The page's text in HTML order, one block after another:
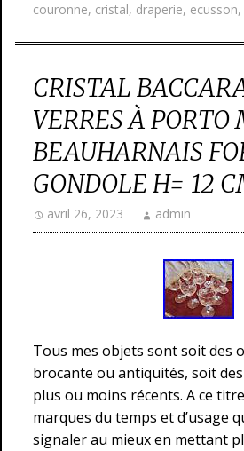
couronne, cristal, draperie, ecusson,
CRISTAL
VERRES À PORTO
BEAUHARNAIS
GONDOLE H= 12
avril 26, 2023 admin
Tous mes objets sont soit des
brocante ou antiquités, soit des
plus ou moins récents. A ce
marques du temps et d’usage
signaler au mieux en mettant